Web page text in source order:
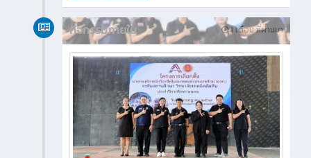
1 เดือน ที่ผ่านมา
กิจกรรมภายใน